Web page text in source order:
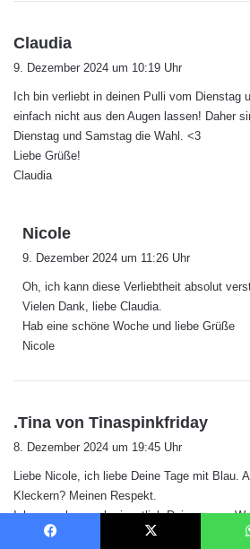
Claudia
t
:
9. Dezember 2024 um 10:19 Uhr
Ich bin verliebt in deinen Pulli vom Dienstag
einfach nicht aus den Augen lassen! Daher
Dienstag und Samstag die Wahl. <3
Liebe Grüße!
Claudia
Nicole
t
:
9. Dezember 2024 um 11:26 Uhr
Oh, ich kann diese Verliebtheit absolut
Vielen Dank, liebe Claudia.
Hab eine schöne Woche und liebe Grüße
Nicole
.Tina von Tinaspinkfriday
t
8. Dezember 2024 um 19:45 Uhr
Liebe Nicole, ich liebe Deine Tage mit Blau.
Kleckern? Meinen Respekt.
Ich mag aber auch eigentlich Deine ganze
ich auch, ich brauchte Mützen. 😁